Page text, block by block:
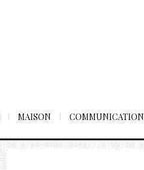
MAISON COMMUNICATION